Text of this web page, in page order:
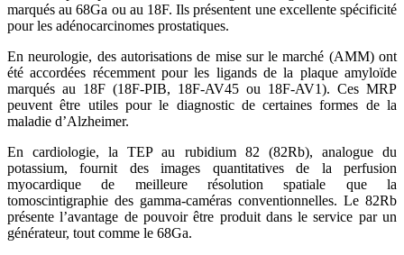
marqués au 68Ga ou au 18F. Ils présentent une excellente spécificité
pour les adénocarcinomes prostatiques.
En neurologie, des autorisations de mise sur le marché (AMM) ont
été accordées récemment pour les ligands de la plaque amyloïde
marqués au 18F (18F-PIB, 18F-AV45 ou 18F-AV1). Ces MRP
peuvent être utiles pour le diagnostic de certaines formes de la
maladie d’Alzheimer.
En cardiologie, la TEP au rubidium 82 (82Rb), analogue du
potassium, fournit des images quantitatives de la perfusion
myocardique de meilleure résolution spatiale que la
tomoscintigraphie des gamma-caméras conventionnelles. Le 82Rb
présente l’avantage de pouvoir être produit dans le service par un
générateur, tout comme le 68Ga.